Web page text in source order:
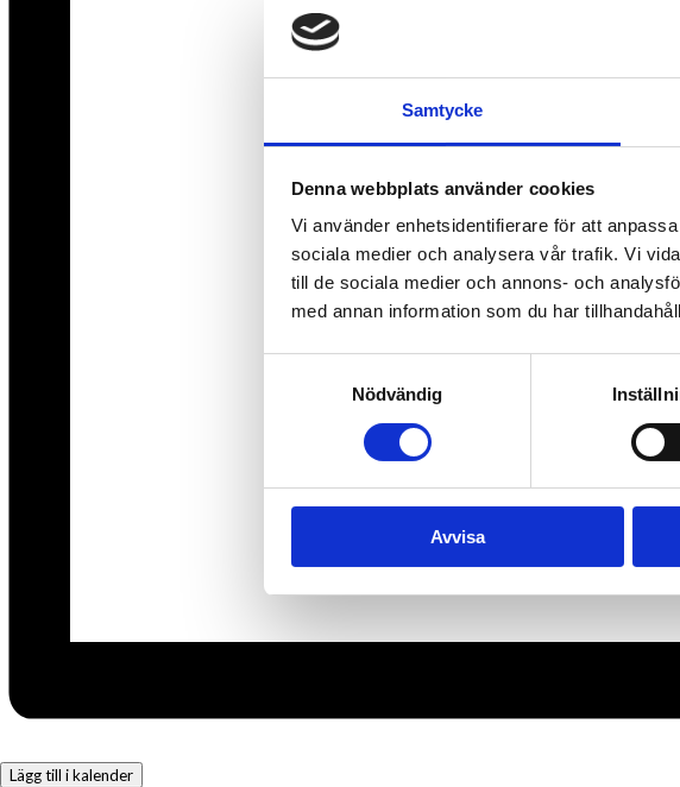
Samtycke
Denna webbplats använder cookies
Vi använder enhetsidentifierare för att
sociala medier och analysera vår trafik. Vi
till de sociala medier och annons- och
med annan information som du har
Nödvändig
Avvisa
Lägg till i kalender